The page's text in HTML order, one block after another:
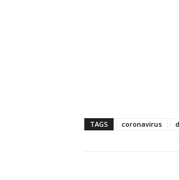
TAGS coronavirus